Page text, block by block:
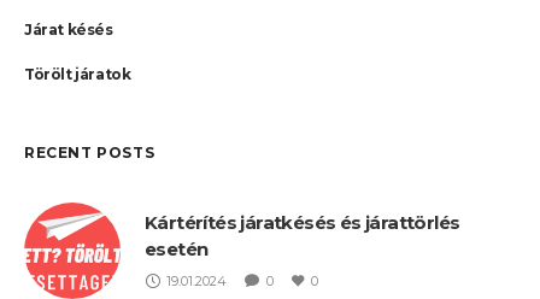
Járat késés
Törölt járatok
RECENT POSTS
Kártérítés járatkésés és járattörlés
esetén
19.01.2024 0 0